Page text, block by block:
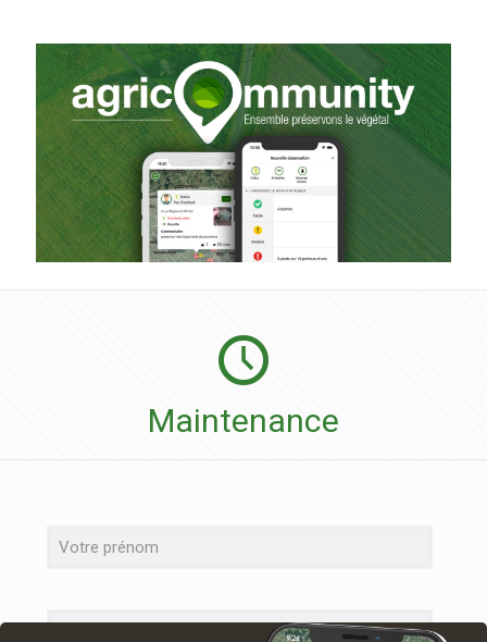
Maintenance